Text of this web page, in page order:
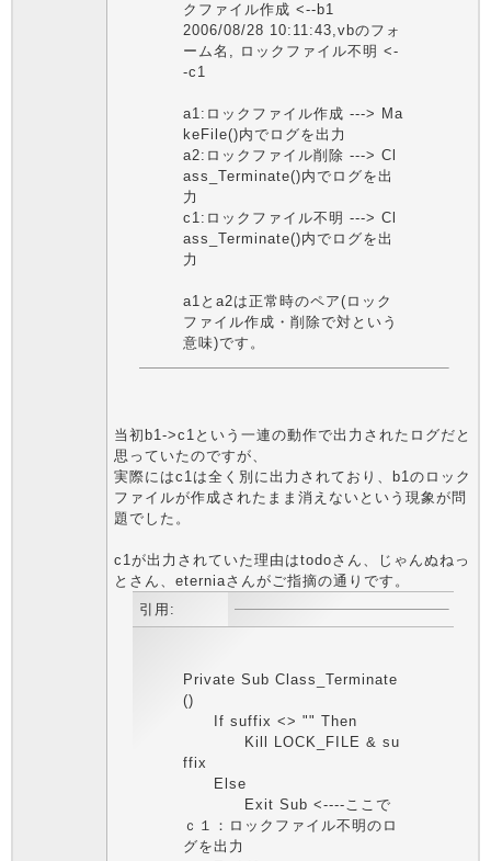
クファイル作成 <--b1
2006/08/28 10:11:43,vbのフォ
ーム名, ロックファイル不明 <-
-c1
a1:ロックファイル作成 ---> Ma
keFile()内でログを出力
a2:ロックファイル削除 ---> Cl
ass_Terminate()内でログを出
力
c1:ロックファイル不明 ---> Cl
ass_Terminate()内でログを出
力
a1とa2は正常時のペア(ロック
ファイル作成・削除で対という
意味)です。
当初b1->c1という一連の動作で出力されたログだと
思っていたのですが、
実際にはc1は全く別に出力されており、b1のロック
ファイルが作成されたまま消えないという現象が問
題でした。
c1が出力されていた理由はtodoさん、じゃんぬねっ
とさん、eterniaさんがご指摘の通りです。
引用:
Private Sub Class_Terminate
()
If suffix <> "" Then
Kill LOCK_FILE & su
ffix
Else
Exit Sub <----ここで
ｃ１：ロックファイル不明のロ
グを出力